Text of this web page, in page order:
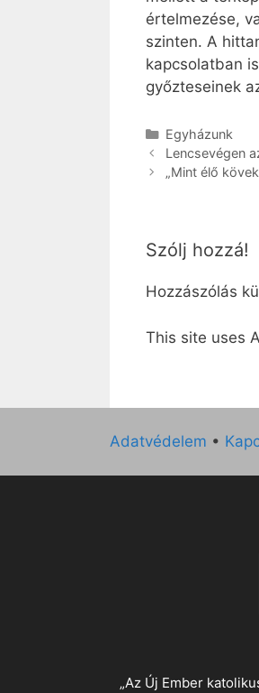
értelmezése,
szinten. A
kapcsolatban
győzteseinek
Kategória
Egyházunk
Lencsevégen
„Mint élő
Szólj hozzá!
Hozzászólás
This site uses
Adatvédelem •
„Az Új Ember